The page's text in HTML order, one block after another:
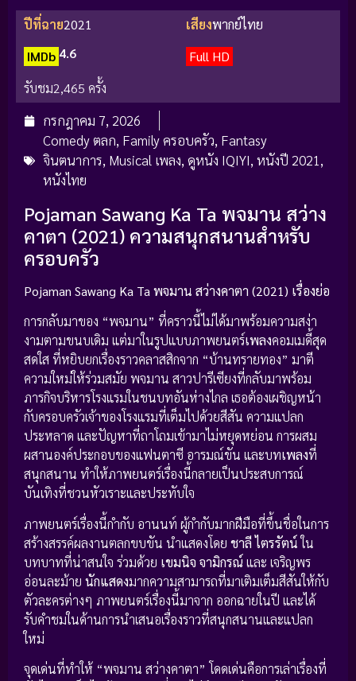
ปีที่ฉาย2021 เสียงพากย์ไทย
IMDb 4.6
Full HD
รับชม2,465 ครั้ง
กรกฎาคม 7, 2026
Comedy ตลก, Family ครอบครัว, Fantasy
จินตนาการ, Musical เพลง, ดูหนัง IQIYI, หนังปี 2021,
หนังไทย
Pojaman Sawang Ka Ta พจมาน สว่าง
คาตา (2021) ความสนุกสนานสำหรับ
ครอบครัว
Pojaman Sawang Ka Ta พจมาน สว่างคาตา (2021) เรื่องย่อ
การกลับมาของ “พจมาน” ที่คราวนี้ไม่ได้มาพร้อมความสง่า
งามตามขนบเดิม แต่มาในรูปแบบภาพยนตร์เพลงคอมเมดี้สุด
สดใส ที่หยิบยกเรื่องราวคลาสสิกจาก “บ้านทรายทอง” มาตี
ความใหม่ให้ร่วมสมัย พจมาน สาวปารีเซียงที่กลับมาพร้อม
ภารกิจบริหารโรงแรมในชนบทอันห่างไกล เธอต้องเผชิญหน้า
กับครอบครัวเจ้าของโรงแรมที่เต็มไปด้วยสีสัน ความแปลก
ประหลาด และปัญหาที่ถาโถมเข้ามาไม่หยุดหย่อน การผสม
ผสานองค์ประกอบของแฟนตาซี อารมณ์ขัน และบทเพลงที่
สนุกสนาน ทำให้ภาพยนตร์เรื่องนี้กลายเป็นประสบการณ์
บันเทิงที่ชวนหัวเราะและประทับใจ
ภาพยนตร์เรื่องนี้กำกับ อานนท์ ผู้กำกับมากฝีมือที่ขึ้นชื่อในการ
สร้างสรรค์ผลงานตลกขบขัน นำแสดงโดย ชาลี ไตรรัตน์ใน
บทบาทที่น่าสนใจ ร่วมด้วย เขมนิจ จามิกรณ์ และ เจริญพร
อ่อนละม้าย นักแสดงมากความสามารถที่มาเติมเต็มสีสันให้กับ
ตัวละครต่างๆ ภาพยนตร์เรื่องนี้มาจาก ออกฉายในปี และได้
รับคำชมในด้านการนำเสนอเรื่องราวที่สนุกสนานและแปลก
ใหม่
จุดเด่นที่ทำให้ “พจมาน สว่างคาตา” โดดเด่นคือการเล่าเรื่องที่